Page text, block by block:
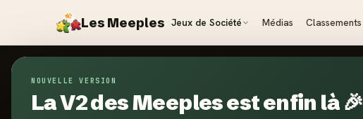
Les Meeples Jeux de Société Médias Classements
NOUVELLE VERSION
La V2 des Meeples est enfin là 🎉
Jeux / Minivilles - Green Valley